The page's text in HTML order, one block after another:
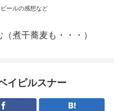
ールの感想など
煮干蕎麦も・・・）
イピルスナー